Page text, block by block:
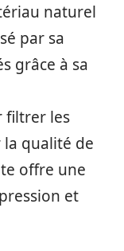
naturel
par sa
grâce à sa
filtrer les
qualité de
offre une
et